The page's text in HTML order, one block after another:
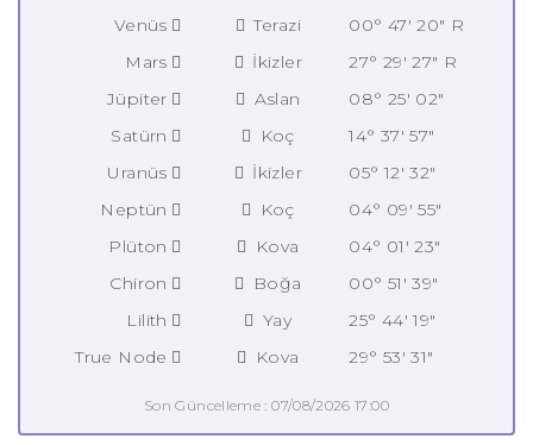
Venüs
Terazi
00° 47' 20" R
Mars
İkizler
27° 29' 27" R
Jüpiter
Aslan
08° 25' 02"
Satürn
Koç
14° 37' 57"
Uranüs
İkizler
05° 12' 32"
Neptün
Koç
04° 09' 55"
Plüton
Kova
04° 01' 23"
Chiron
Boğa
00° 51' 39"
Lilith
Yay
25° 44' 19"
True Node
Kova 29° 53' 31"
Son Güncelleme : 07/08/2026 17:00